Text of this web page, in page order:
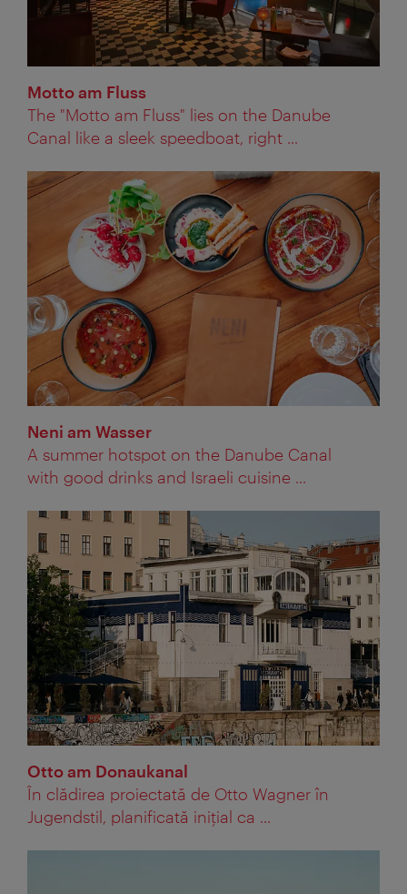
Motto am Fluss
The "Motto am Fluss" lies on the Danube
Canal like a sleek speedboat, right ...
Neni am Wasser
A summer hotspot on the Danube Canal
with good drinks and Israeli cuisine ...
Otto am Donaukanal
În clădirea proiectată de Otto Wagner în
Jugendstil, planificată iniţial ca ...